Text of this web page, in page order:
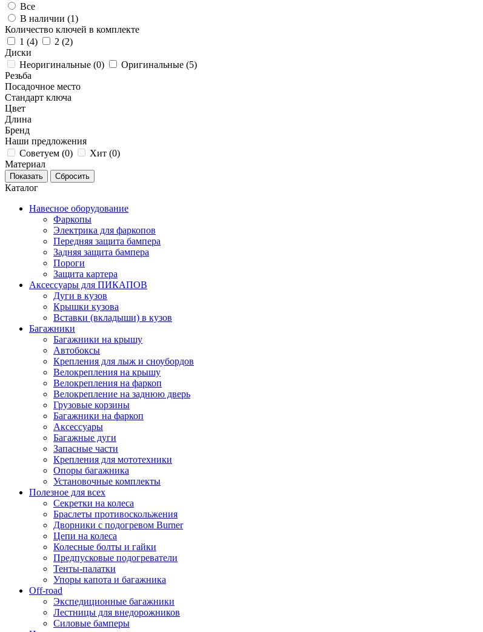
Все
В наличии (1)
Количество ключей в комплекте
1 (4) 2 (2)
Диски
Неоригинальные (0) Оригинальные (5)
Резьба
Посадочное место
Стандарт ключа
Цвет
Длина
Бренд
Наши предложения
Советуем (0) Хит (0)
Материал
Каталог
Навесное оборудование
Фаркопы
Электрика для фаркопов
Передняя защита бампера
Задняя защита бампера
Пороги
Защита картера
Аксессуары для ПИКАПОВ
Дуги в кузов
Крышки кузова
Вставки (вкладыши) в кузов
Багажники
Багажники на крышу
Автобоксы
Крепления для лыж и сноубордов
Велокрепления на крышу
Велокрепления на фаркоп
Велокрепление на заднюю дверь
Грузовые корзины
Багажники на фаркоп
Аксессуары
Багажные дуги
Запасные части
Крепления для мототехники
Опоры багажника
Установочные комплекты
Полезное для всех
Секретки на колеса
Браслеты противоскольжения
Дворники с подогревом Burner
Цепи на колеса
Колесные болты и гайки
Предпусковые подогреватели
Тенты-палатки
Упоры капота и багажника
Off-road
Экспедиционные багажники
Лестницы для внедорожников
Силовые бамперы